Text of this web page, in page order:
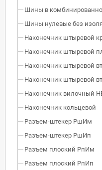
Шины в
Шины нулевые без
Наконечник штыревой
Наконечник штыревой
Наконечник штыревой
Наконечник штыревой
Наконечник вилочный
Наконечник кольцевой
Разъем-штекер РшИм
Разъем-штекер РшИп
Разъем плоский РпИм
Разъем плоский РпИп